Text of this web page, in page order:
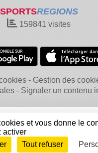
SPORTSREGIONS
159841 visites
Gestion des
Signaler un contenu
?
et vous donne le
activer
Tout refuser